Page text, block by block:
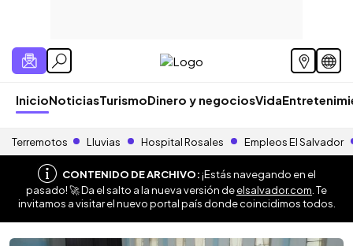
InicioNoticiasTurismoDinero y negociosVida
Terremotos Lluvias Hospital Rosales Empleos El Salvador
CONTENIDO DE ARCHIVO:¡Estás navegando en el
pasado! 🚀 Da el salto a la nueva versión deelsalvador.com . Te
invitamos a visitar el nuevo portal país donde coincidimos todos.